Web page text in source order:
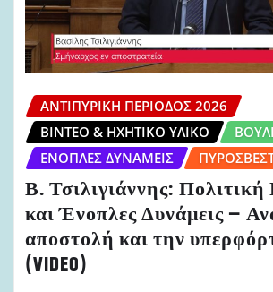
ΑΝΤΙΠΥΡΙΚΉ ΠΕΡΊΟΔΟΣ 2026
ΒΊΝΤΕΟ & ΗΧΗΤΙΚΌ ΥΛΙΚΌ
ΈΝΟΠΛΕΣ ΔΥΝΆΜΕΙΣ
Β. Τσιλιγιάννης:
και Ένοπλες Δυνάμεις –
αποστολή και την
(VIDEO)